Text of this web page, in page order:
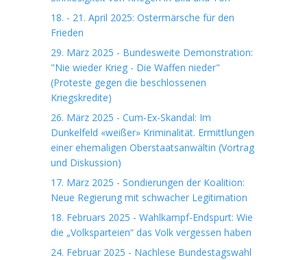
18. - 21. April 2025: Ostermärsche für den
Frieden
29. März 2025 - Bundesweite Demonstration:
"Nie wieder Krieg - Die Waffen nieder"
(Proteste gegen die beschlossenen
Kriegskredite)
26. März 2025 - Cum-Ex-Skandal: Im
Dunkelfeld «weißer» Kriminalität. Ermittlungen
einer ehemaligen Oberstaatsanwältin (Vortrag
und Diskussion)
17. März 2025 - Sondierungen der Koalition:
Neue Regierung mit schwacher Legitimation
18. Februars 2025 - Wahlkampf-Endspurt: Wie
die „Volksparteien“ das Volk vergessen haben
24. Februar 2025 - Nachlese Bundestagswahl